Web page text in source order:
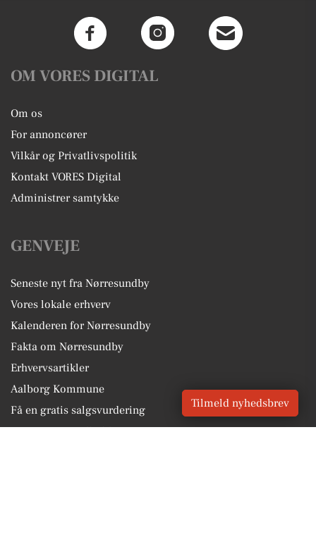
OM VORES DIGITAL
Om os
For annoncører
Vilkår og Privatlivspolitik
Kontakt VORES Digital
Administrer samtykke
GENVEJE
Seneste nyt fra Nørresundby
Vores lokale erhverv
Kalenderen for Nørresundby
Fakta om Nørresundby
Erhvervsartikler
Aalborg Kommune
Få en gratis salgsvurdering
Sponsoreret indhold
Tilmeld nyhedsbrev